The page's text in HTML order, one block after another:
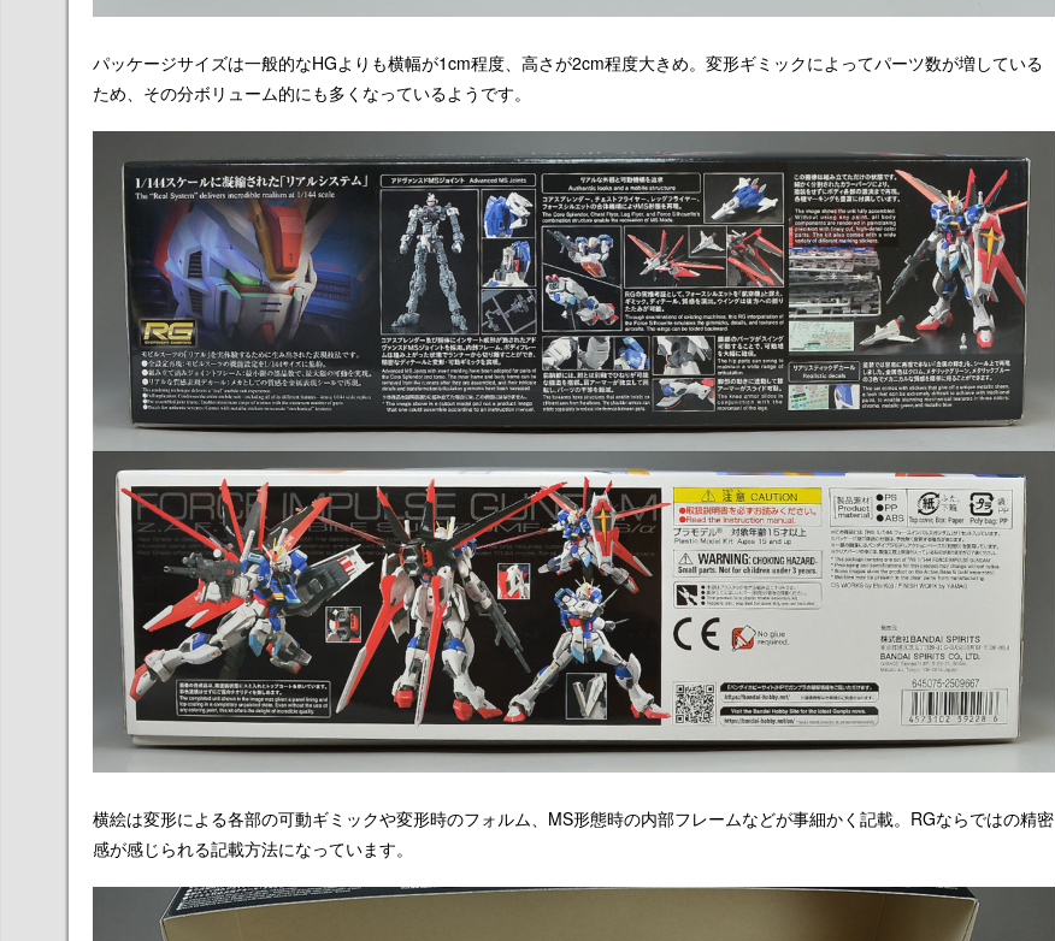
パッケージサイズは一般的なHGよりも横幅が1cm程度、高さが2cm程度大きめ。変形ギミックによってパーツ数が増している
ため、その分ボリューム的にも多くなっているようです。
横絵は変形による各部の可動ギミックや変形時のフォルム、MS形態時の内部フレームなどが事細かく記載。RGならではの精密
感が感じられる記載方法になっています。